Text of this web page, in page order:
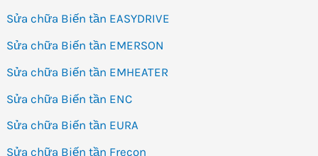
Sửa chữa Biến tần EASYDRIVE
Sửa chữa Biến tần EMERSON
Sửa chữa Biến tần EMHEATER
Sửa chữa Biến tần ENC
Sửa chữa Biến tần EURA
Sửa chữa Biến tần Frecon